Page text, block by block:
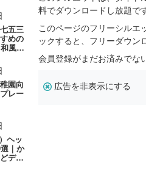
ム五三
めの
風の
園向
レー
ヘッ
｜か
デザ
料でダウンロードし放題で
このページのフリーシルエ
ックすると、フリーダウン
会員登録がまだお済みでな
広告を非表示にする